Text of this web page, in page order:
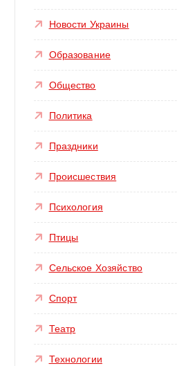
Новости Украины
Образование
Общество
Политика
Праздники
Происшествия
Психология
Птицы
Сельское Хозяйство
Спорт
Театр
Технологии